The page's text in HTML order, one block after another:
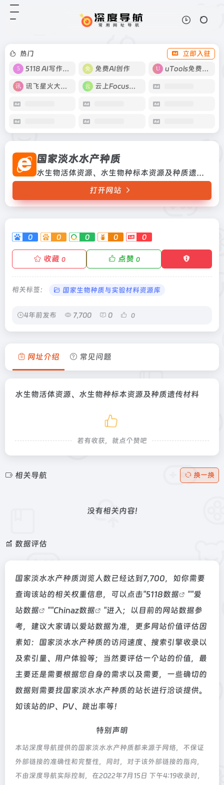
热门
立即入驻
5118 AI写作工具
免费AI创作 uTools免费工具箱
讯飞星火大模型 云上Focus接码
国家淡水水产种质
水生物活体资源、水生物种标本资源及种质遗传材料
打开网站
0 0 0 0 0
收藏 0 点赞 0
相关标签： 国家生物种质与实验材料资源库
4年前发布 7,700 0 0
国家淡水水产种质
网址介绍 常见问题
水生物活体资源、水生物种标本资源及种质遗传材料
若有收获，就点个赞吧
相关导航 换一换
没有相关内容!
数据评估
国家淡水水产种质浏览人数已经达到7,700，如你需要
查询该站的相关权重信息，可以点击"5118数据 ""爱
站数据
""Chinaz数据
"进入；以目前的网站数据参
考，建议大家请以爱站数据为准，更多网站价值评估因
素如：国家淡水水产种质的访问速度、搜索引擎收录以
及索引量、用户体验等；当然要评估一个站的价值，最
主要还是需要根据您自身的需求以及需要，一些确切的
数据则需要找国家淡水水产种质的站长进行洽谈提供。
如该站的IP、PV、跳出率等！
特别声明
本站深度导航提供的国家淡水水产种质都来源于网络，不保证
外部链接的准确性和完整性，同时，对于该外部链接的指向，
不由深度导航实际控制，在2022年7月15日 下午4:19收录时，